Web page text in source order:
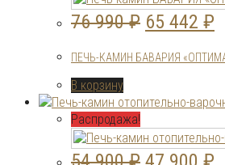
76 990₽
76
65 442 ₽
ПЕЧЬ-КАМИН БАВАРИЯ
В корзину
Распродажа!